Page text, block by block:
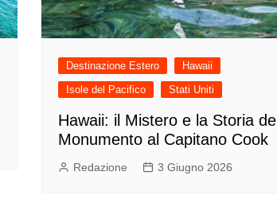
Destinazione Estero
Hawaii
Isole del Pacifico
Stati Uniti
Hawaii: il Mistero e la Storia del
Monumento al Capitano Cook
Redazione 3 Giugno 2026